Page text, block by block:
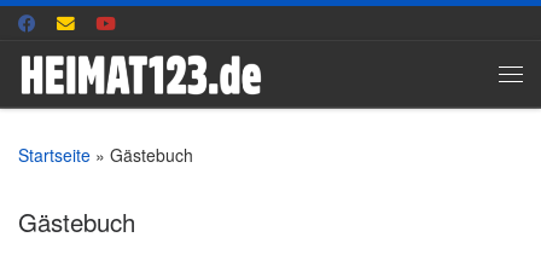
Zum Inhalt springen
Startseite » Gästebuch
Gästebuch